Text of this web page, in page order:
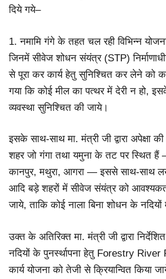
दिये गये–
1. नमामि गंगे के तहत चल रही विभिन्न
जिनमें सीवेज शोधन संयंत्र (STP)
से पूरा कर कार्य हेतु सुनिश्चित कर लेने को
गया कि कोई मील का पत्थर में देरी न हो,
व्यवस्था सुनिश्चित की जाये।
इसके साथ-साथ मा. मंत्री जी द्वारा अपेक्षा
शहर जो गंगा तथा यमुना के तट पर स्थित हैं
कानपुर, मथुरा, आगरा — इससे साथ-साथ
आदि बड़े शहरों में सीवेज संयंत्र को
जाये, ताकि कोई नाला बिना शोधन के
उक्त के अतिरिक्त मा. मंत्री जी द्वारा
नदियों के पुनर्स्थापना हेतु Forestry
कार्य योजना को तेजी से क्रियान्वित किया